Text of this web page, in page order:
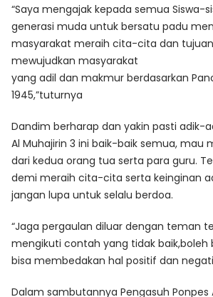
“Saya mengajak kepada semua Siswa-
generasi muda untuk bersatu padu
masyarakat meraih cita-cita dan
mewujudkan masyarakat
yang adil dan makmur berdasarkan
1945,”tuturnya
Dandim berharap dan yakin pasti adik-
Al Muhajirin 3 ini baik-baik semua, mau
dari kedua orang tua serta para guru.
demi meraih cita-cita serta keinginan
jangan lupa untuk selalu berdoa.
“Jaga pergaulan diluar dengan teman
mengikuti contah yang tidak baik,boleh
bisa membedakan hal positif dan
Dalam sambutannya Pengasuh Ponpes